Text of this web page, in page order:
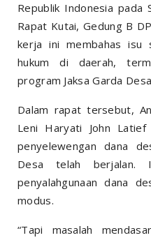
Republik Indonesia pada
Rapat Kutai, Gedung B
kerja ini membahas isu
hukum di daerah,
program Jaksa Garda
Dalam rapat tersebut,
Leni Haryati John
penyelewengan dana
Desa telah berjalan.
penyalahgunaan dana
modus.
“Tapi masalah